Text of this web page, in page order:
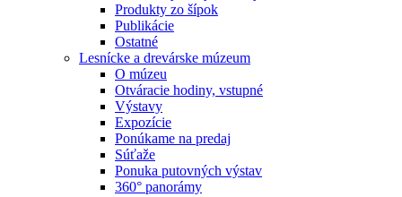
Produkty zo šípok
Publikácie
Ostatné
Lesnícke a drevárske múzeum
O múzeu
Otváracie hodiny, vstupné
Výstavy
Expozície
Ponúkame na predaj
Súťaže
Ponuka putovných výstav
360° panorámy